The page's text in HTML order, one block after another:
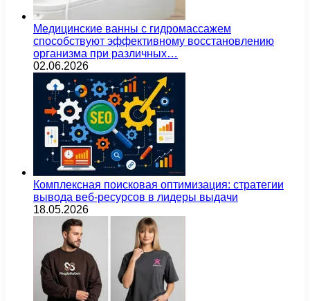
Медицинские ванны с гидромассажем
способствуют эффективному восстановлению
организма при различных…
02.06.2026
Комплексная поисковая оптимизация: стратегии
вывода веб-ресурсов в лидеры выдачи
18.05.2026